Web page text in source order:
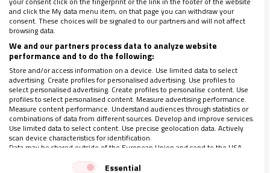
esta es lasinodalidadque nos reclamas,
apoyándonos mutuamente en la gracia de
los sacramentos.
Ser hijos del Padre y ciudadanos de esta
tierra maltratada significa en elaquí y
ahora del presente
elegir unidos
and click the My data menu item, on that page you can withdraw your
consent. These choices will be signaled to our partners and will not affect
browsing data.
We and our partners process data to analyze website
performance and to do the following:
Store and/or access information on a device. Use limited data to select
advertising. Create profiles for personalised advertising. Use profiles to
select personalised advertising. Create profiles to personalise content. Use
profiles to select personalised content. Measure advertising performance.
Measure content performance. Understand audiences through statistics or
combinations of data from different sources. Develop and improve services.
Use limited data to select content. Use precise geolocation data. Actively
scan device characteristics for identification.
Data may be shared outside of the European Union and send to the USA.
Your consent and the cookie policy applies solely to this website/app.
Essential